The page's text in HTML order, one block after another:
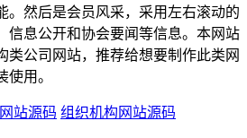
。然后是会员风采，采用左右滚动的
信息公开和协会要闻等信息。本网站
类公司网站，推荐给想要制作此类网
用。
站源码 组织机构网站源码